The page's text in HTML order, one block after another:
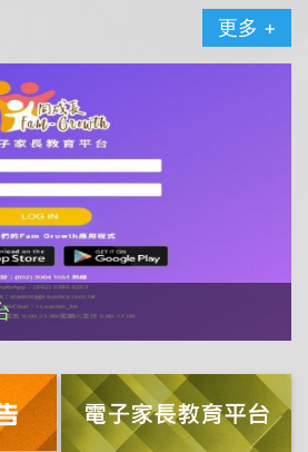
更多 +